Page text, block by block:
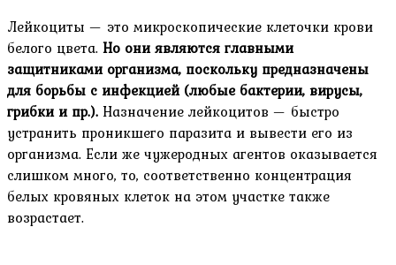
Лейкоциты — это микроскопические клеточки крови
белого цвета. Но они являются главными
защитниками организма, поскольку предназначены
для борьбы с инфекцией (любые бактерии, вирусы,
грибки и пр.). Назначение лейкоцитов — быстро
устранить проникшего паразита и вывести его из
организма. Если же чужеродных агентов оказывается
слишком много, то, соответственно концентрация
белых кровяных клеток на этом участке также
возрастает.